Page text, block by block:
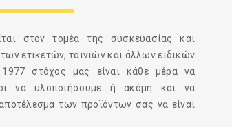
στον τομέα της συσκευασίας και
ετικετών, ταινιών και άλλων ειδικών
στόχος μας είναι κάθε μέρα να
να υλοποιήσουμε ή ακόμη και να
των προϊόντων σας να είναι